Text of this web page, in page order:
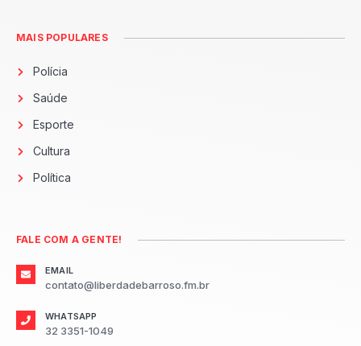
MAIS POPULARES
Polícia
Saúde
Esporte
Cultura
Política
FALE COM A GENTE!
EMAIL
contato@liberdadebarroso.fm.br
WHATSAPP
32 3351-1049